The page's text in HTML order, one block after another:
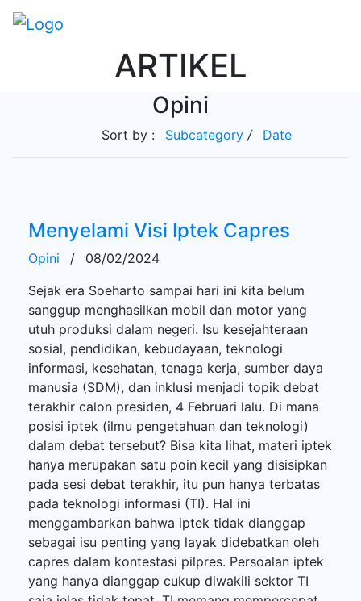
ARTIKEL
Opini
Sort by : Subcategory / Date
Menyelami Visi Iptek Capres
Opini /
08/02/2024
Sejak era Soeharto sampai hari ini kita belum
sanggup menghasilkan mobil dan motor yang
utuh produksi dalam negeri. Isu kesejahteraan
sosial, pendidikan, kebudayaan, teknologi
informasi, kesehatan, tenaga kerja, sumber daya
manusia (SDM), dan inklusi menjadi topik debat
terakhir calon presiden, 4 Februari lalu. Di mana
posisi iptek (ilmu pengetahuan dan teknologi)
dalam debat tersebut? Bisa kita lihat, materi iptek
hanya merupakan satu poin kecil yang disisipkan
pada sesi debat terakhir, itu pun hanya terbatas
pada teknologi informasi (TI). Hal ini
menggambarkan bahwa iptek tidak dianggap
sebagai isu penting yang layak didebatkan oleh
capres dalam kontestasi pilpres. Persoalan iptek
yang hanya dianggap cukup diwakili sektor TI